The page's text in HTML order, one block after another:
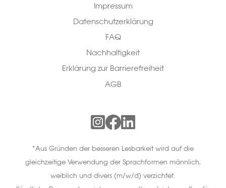
Impressum
Datenschutzerklärung
FAQ
Nachhaltigkeit
Erklärung zur Barrierefreiheit
AGB
*Aus Gründen der besseren Lesbarkeit wird auf die
gleichzeitige Verwendung der Sprachformen männlich,
weiblich und divers (m/w/d) verzichtet.